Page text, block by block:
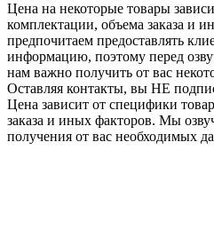
Цена на некоторые товары
комплектации, объема заказа и
предпочитаем предоставлять
информацию, поэтому перед
нам важно получить от вас
Оставляя контакты, вы НЕ
Цена зависит от специфики
заказа и иных факторов. Мы
получения от вас необходимых